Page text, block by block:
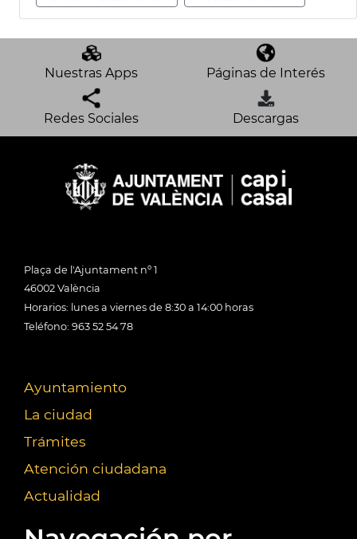
Nuestras Apps Páginas de Interés
Redes Sociales Descargas
Plaça de l'Ajuntament nº 1
46002 València
Horarios: lunes a viernes de 8:30 a 14:00 horas
Teléfono: 963 52 54 78
Ayuntamiento
La ciudad
Trámites
Atención ciudadana
Actualidad